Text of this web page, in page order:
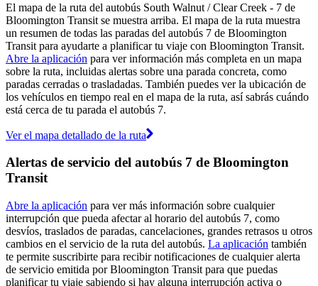
El mapa de la ruta del autobús South Walnut / Clear Creek - 7 de
Bloomington Transit se muestra arriba. El mapa de la ruta muestra
un resumen de todas las paradas del autobús 7 de Bloomington
Transit para ayudarte a planificar tu viaje con Bloomington Transit.
Abre la aplicación para ver información más completa en un mapa
sobre la ruta, incluidas alertas sobre una parada concreta, como
paradas cerradas o trasladadas. También puedes ver la ubicación de
los vehículos en tiempo real en el mapa de la ruta, así sabrás cuándo
está cerca de tu parada el autobús 7.
Ver el mapa detallado de la ruta
Alertas de servicio del autobús 7 de Bloomington
Transit
Abre la aplicación para ver más información sobre cualquier
interrupción que pueda afectar al horario del autobús 7, como
desvíos, traslados de paradas, cancelaciones, grandes retrasos u otros
cambios en el servicio de la ruta del autobús. La aplicación también
te permite suscribirte para recibir notificaciones de cualquier alerta
de servicio emitida por Bloomington Transit para que puedas
planificar tu viaje sabiendo si hay alguna interrupción activa o